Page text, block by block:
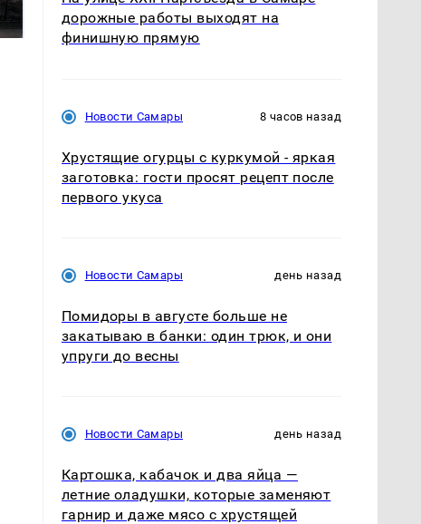
ажиотаж из-за этого
продукта: что купить?
машину напали и
подожгли.
дорожные работы выходят на
финишную прямую
Новости Самары 8 часов назад
Хрустящие огурцы с куркумой - яркая
заготовка: гости просят рецепт после
первого укуса
Новости Самары день назад
Помидоры в августе больше не
закатываю в банки: один трюк, и они
упруги до весны
Новости Самары день назад
Картошка, кабачок и два яйца —
летние оладушки, которые заменяют
гарнир и даже мясо с хрустящей